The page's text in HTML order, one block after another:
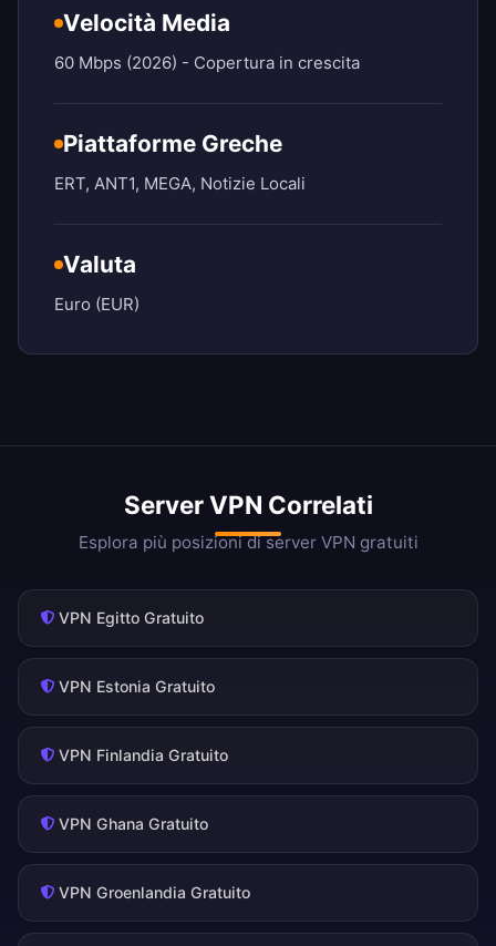
Velocità Media
60 Mbps (2026) - Copertura in crescita
Piattaforme Greche
ERT, ANT1, MEGA, Notizie Locali
Valuta
Euro (EUR)
Server VPN Correlati
Esplora più posizioni di server VPN gratuiti
VPN Egitto Gratuito
VPN Estonia Gratuito
VPN Finlandia Gratuito
VPN Ghana Gratuito
VPN Groenlandia Gratuito